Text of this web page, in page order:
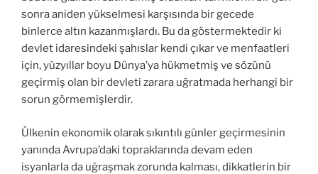
sonra aniden yükselmesi karşısında bir gecede
binlerce altın kazanmışlardı. Bu da göstermektedir ki
devlet idaresindeki şahıslar kendi çıkar ve menfaatleri
için, yüzyıllar boyu Dünya’ya hükmetmiş ve sözünü
geçirmiş olan bir devleti zarara uğratmada herhangi bir
sorun görmemişlerdir.
Ülkenin ekonomik olarak sıkıntılı günler geçirmesinin
yanında Avrupa’daki topraklarında devam eden
isyanlarla da uğraşmak zorunda kalması, dikkatlerin bir